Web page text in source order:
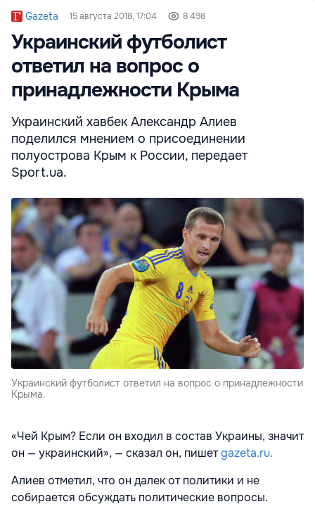
Gazeta 15 августа 2018, 17:04 8 498
Украинский футболист
ответил на вопрос о
принадлежности Крыма
Украинский хавбек Александр Алиев
поделился мнением о присоединении
полуострова Крым к России, передает
Sport.ua.
Украинский футболист ответил на вопрос о принадлежности
Крыма.
«Чей Крым? Если он входил в состав Украины, значит
он — украинский», — сказал он, пишетgazeta.ru.
Алиев отметил, что он далек от политики и не
собирается обсуждать политические вопросы.